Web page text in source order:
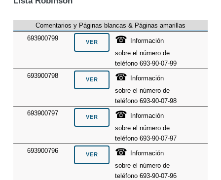
Comentarios y Páginas blancas & Páginas amarillas
693900799
☎
Información
sobre el número de
teléfono 693-90-07-99
693900798
☎
Información
sobre el número de
teléfono 693-90-07-98
693900797
☎
Información
sobre el número de
teléfono 693-90-07-97
693900796
☎
Información
sobre el número de
teléfono 693-90-07-96